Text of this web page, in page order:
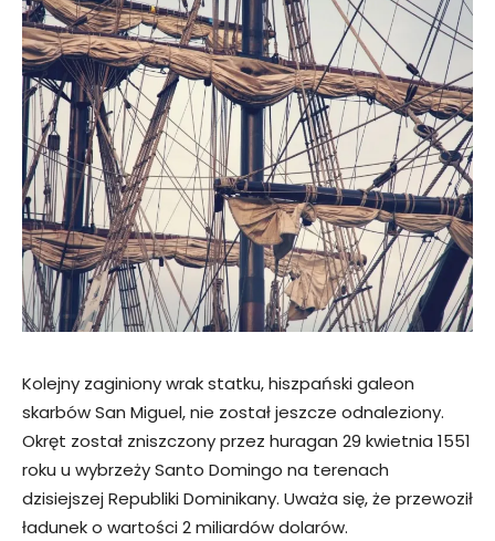
Kolejny zaginiony wrak statku, hiszpański galeon
skarbów San Miguel, nie został jeszcze odnaleziony.
Okręt został zniszczony przez huragan 29 kwietnia 1551
roku u wybrzeży Santo Domingo na terenach
dzisiejszej Republiki Dominikany. Uważa się, że przewoził
ładunek o wartości 2 miliardów dolarów.